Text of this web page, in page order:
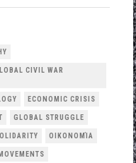
CIVIL WAR
ECONOMIC CRISIS
GLOBAL STRUGGLE
OΙΚΟΝΟΜΊΑ